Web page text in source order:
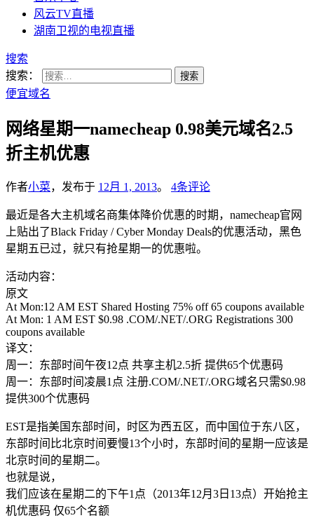
风云TV直播
湖南卫视的电视直播
搜索
搜索：
便宜域名
网络星期一namecheap 0.98美元域名2.5
折主机优惠
作者小菜，发布于 12月 1, 2013。 4条评论
最近是各大主机域名商集体降价优惠的时期，namecheap官网
上贴出了Black Friday / Cyber Monday Deals的优惠活动，黑色
星期五已过，就只有抢星期一的优惠啦。
活动内容：
原文
At Mon:12 AM EST Shared Hosting 75% off 65 coupons available
At Mon: 1 AM EST $0.98 .COM/.NET/.ORG Registrations 300
coupons available
译文：
周一：东部时间午夜12点 共享主机2.5折 提供65个优惠码
周一：东部时间凌晨1点 注册.COM/.NET/.ORG域名只需$0.98
提供300个优惠码
EST是指美国东部时间，时区为西五区，而中国位于东八区，
东部时间比北京时间要慢13个小时，东部时间的星期一应该是
北京时间的星期二。
也就是说，
我们应该在星期二的下午1点（2013年12月3日13点）开始抢主
机优惠码 仅65个名额